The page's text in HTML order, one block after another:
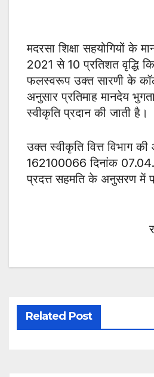
मदरसा शिक्षा सहयोगियों के
2021 से 10 प्रतिशत वृद्धि
फलस्वरूप उक्त सारणी के
अनुसार प्रतिमाह मानदेय
स्वीकृति प्रदान की जाती है।
उक्त स्वीकृति वित्त विभाग
162100066 दिनांक
प्रदत्त सहमति के अनुसरण में
Related Post